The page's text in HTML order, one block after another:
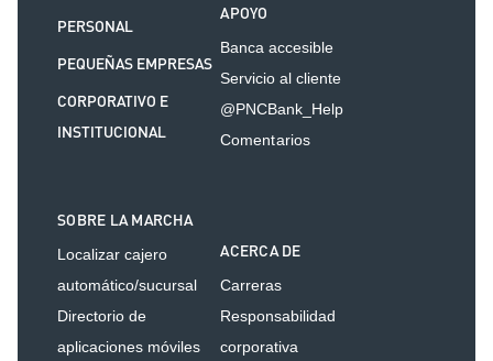
PERSONAL
PEQUEÑAS EMPRESAS
CORPORATIVO E
INSTITUCIONAL
APOYO
Banca accesible
Servicio al cliente
@PNCBank_Help
Comentarios
SOBRE LA MARCHA
Localizar cajero
automático/sucursal
Directorio de
aplicaciones móviles
ACERCA DE
Carreras
Responsabilidad
corporativa